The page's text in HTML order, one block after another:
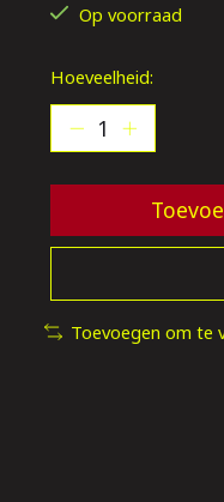
Op voorraad
Hoeveelheid:
Toevoegen om te